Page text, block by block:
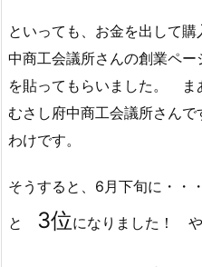
といっても、お金を出して
中商工会議所さんの創業ペ
を貼ってもらいました。 ま
むさし府中商工会議所さん
わけです。
そうすると、6月下旬に・
と 3位になりました！ や